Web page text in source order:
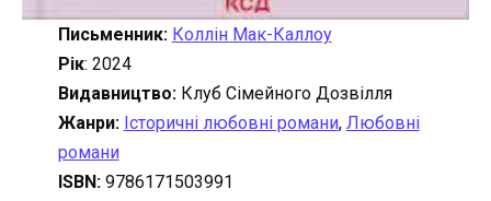
Письменник: Коллін Мак-Каллоу
Рік: 2024
Видавництво:Клуб Сімейного Дозвілля
Жанри: Історичні любовні романи, Любовні
романи
ISBN:9786171503991